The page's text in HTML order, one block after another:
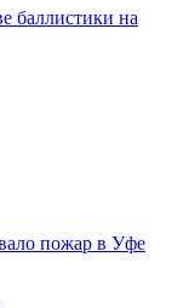
баллистики на
пожар в Уфе